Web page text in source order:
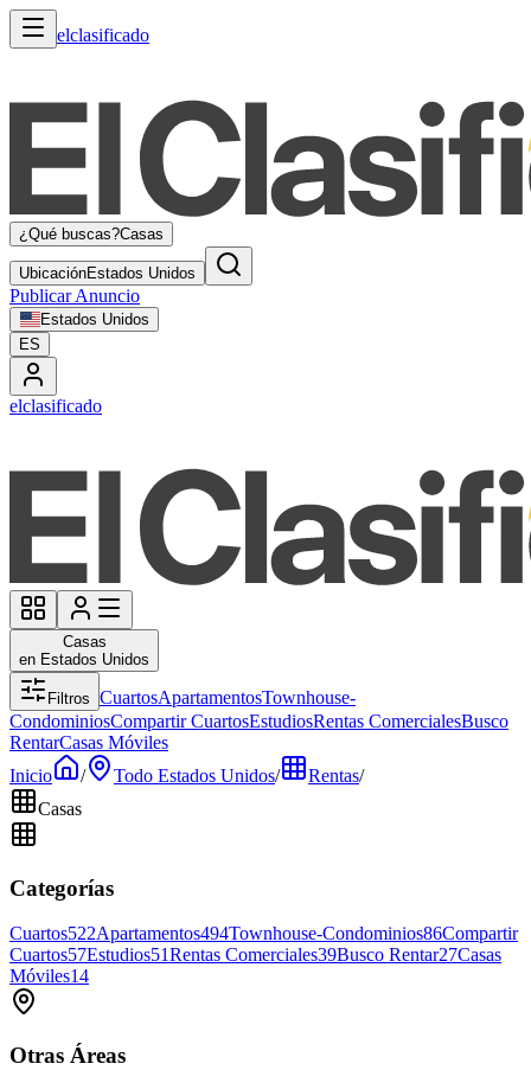
elclasificado
¿Qué buscas?Casas
UbicaciónEstados Unidos
Publicar Anuncio
Estados Unidos
ES
elclasificado
Casas
en Estados Unidos
Filtros CuartosApartamentosTownhouse-
CondominiosCompartir CuartosEstudiosRentas ComercialesBusco
RentarCasas Móviles
Inicio
/ Todo Estados Unidos/ Rentas/
Casas
Categorías
Cuartos522Apartamentos494Townhouse-Condominios86Compartir
Cuartos57Estudios51Rentas Comerciales39Busco Rentar27Casas
Móviles14
Otras Áreas